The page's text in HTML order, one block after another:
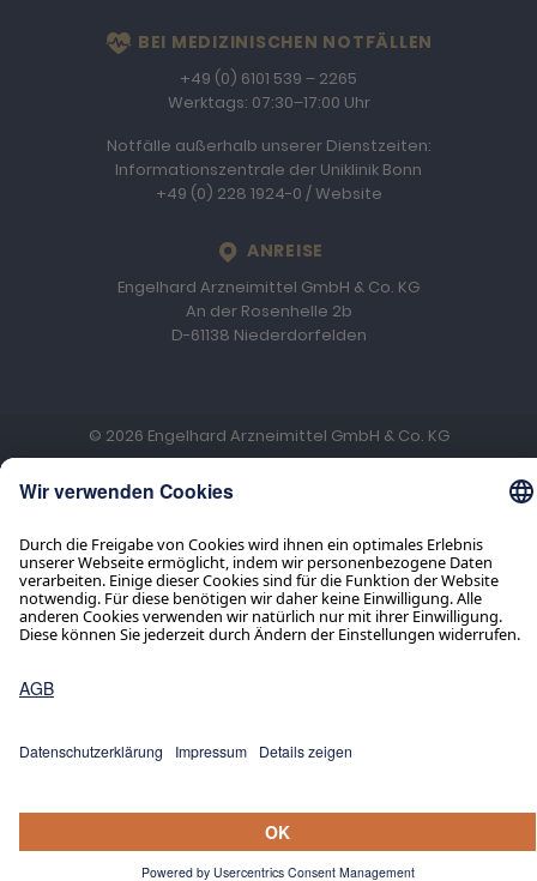
BEI MEDIZINISCHEN NOTFÄLLEN
+49 (0) 6101 539 – 2265
Werktags: 07:30–17:00 Uhr
Notfälle außerhalb unserer Dienstzeiten:
Informationszentrale der Uniklinik Bonn
+49 (0) 228 1924-0 /Website
LOCATION
ANREISE
Engelhard Arzneimittel GmbH & Co. KG
An der Rosenhelle 2b
D-61138 Niederdorfelden
© 2026 Engelhard Arzneimittel GmbH & Co. KG
Impressum
Datenschutz
Service